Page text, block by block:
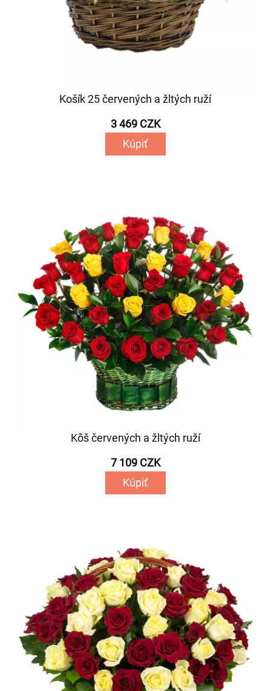
Košík 25 červených a žltých ruží
3 469 CZK
Kúpiť
Kôš červených a žltých ruží
7 109 CZK
Kúpiť